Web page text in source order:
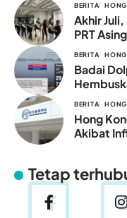
BERITA
Akhir
PRT
BERITA
Badai
BERITA
Hong
Akibat
Tetap